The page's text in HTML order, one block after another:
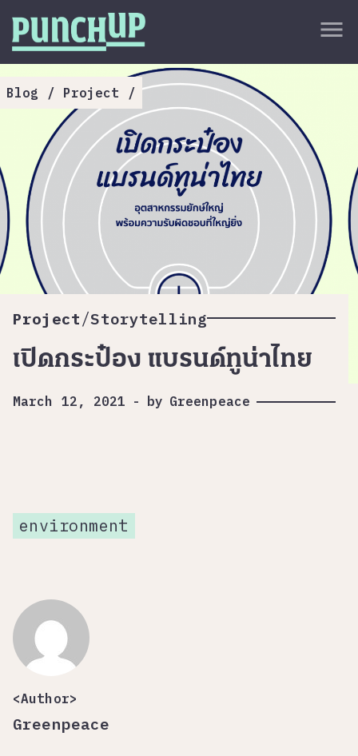
Skip to content
menu
close
About
Service
Project
Article
ลับด้านบน
Blog / Project /
Project /Storytelling
เปิดกระป๋อง แบรนด์ทูน่าไทย
March 12, 2021 - by Greenpeace
environment
<Author>
Greenpeace